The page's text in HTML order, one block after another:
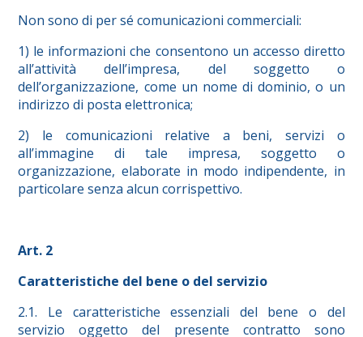
Non sono di per sé comunicazioni commerciali:
1) le informazioni che consentono un accesso diretto
all’attività dell’impresa, del soggetto o
dell’organizzazione, come un nome di dominio, o un
indirizzo di posta elettronica;
2) le comunicazioni relative a beni, servizi o
all’immagine di tale impresa, soggetto o
organizzazione, elaborate in modo indipendente, in
particolare senza alcun corrispettivo.
Art. 2
Caratteristiche del bene o del servizio
2.1. Le caratteristiche essenziali del bene o del
servizio oggetto del presente contratto sono